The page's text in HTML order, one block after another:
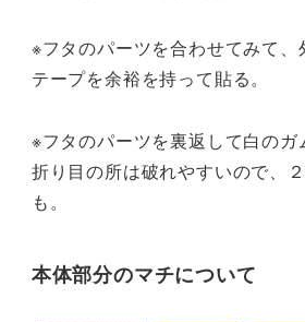
※フタのパーツを合わせてみて、
テープを余裕を持って貼る。
※フタのパーツを裏返して白のガ
折り目の所は破れやすいので、
も。
本体部分のマチについて